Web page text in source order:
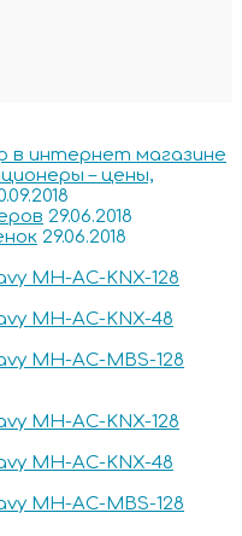
в интернет магазине
– цены,
29.06.2018
29.06.2018
MH-AC-KNX-128
MH-AC-KNX-48
MH-AC-MBS-128
MH-AC-KNX-128
MH-AC-KNX-48
MH-AC-MBS-128